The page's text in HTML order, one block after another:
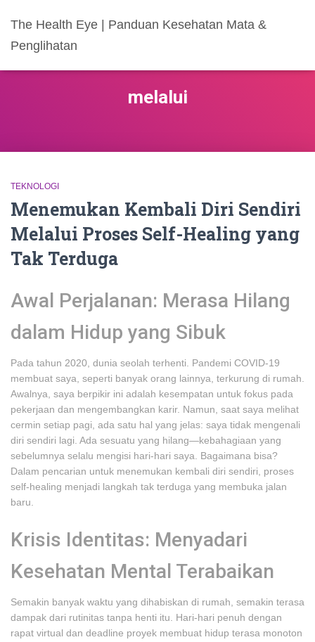
The Health Eye | Panduan Kesehatan Mata &
Penglihatan
melalui
TEKNOLOGI
Menemukan Kembali Diri Sendiri
Melalui Proses Self-Healing yang
Tak Terduga
Awal Perjalanan: Merasa Hilang
dalam Hidup yang Sibuk
Pada tahun 2020, dunia seolah terhenti. Pandemi COVID-19
membuat saya, seperti banyak orang lainnya, terkurung di rumah.
Awalnya, saya berpikir ini adalah kesempatan untuk fokus pada
pekerjaan dan mengembangkan karir. Namun, saat saya melihat
cermin setiap pagi, ada satu hal yang jelas: saya tidak mengenali
diri sendiri lagi. Ada sesuatu yang hilang—kebahagiaan yang
sebelumnya selalu mengisi hari-hari saya. Bagaimana bisa?
Dalam pencarian untuk menemukan kembali diri sendiri, proses
self-healing menjadi langkah tak terduga yang membuka jalan
baru.
Krisis Identitas: Menyadari
Kesehatan Mental Terabaikan
Semakin banyak waktu yang dihabiskan di rumah, semakin terasa
dampak dari rutinitas tanpa henti itu. Hari-hari penuh dengan
rapat virtual dan deadline proyek membuat hidup terasa monoton